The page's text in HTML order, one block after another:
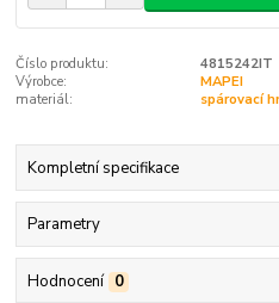
Číslo produktu:
4815242IT
Výrobce:
MAPEI
materiál:
spárovací
Kompletní specifikace
Parametry
Hodnocení 0